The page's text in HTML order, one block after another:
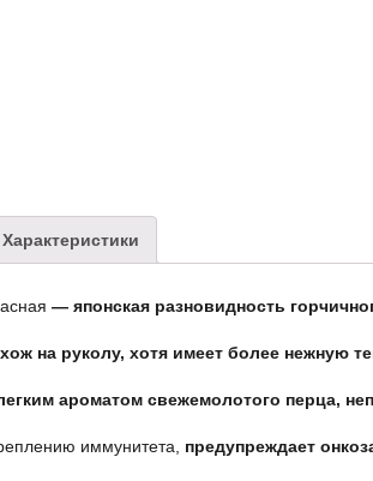
Характеристики
— японская разновидность
на руколу, хотя имеет более нежную
ароматом свежемолотого перца,
иммунитета, предупреждает